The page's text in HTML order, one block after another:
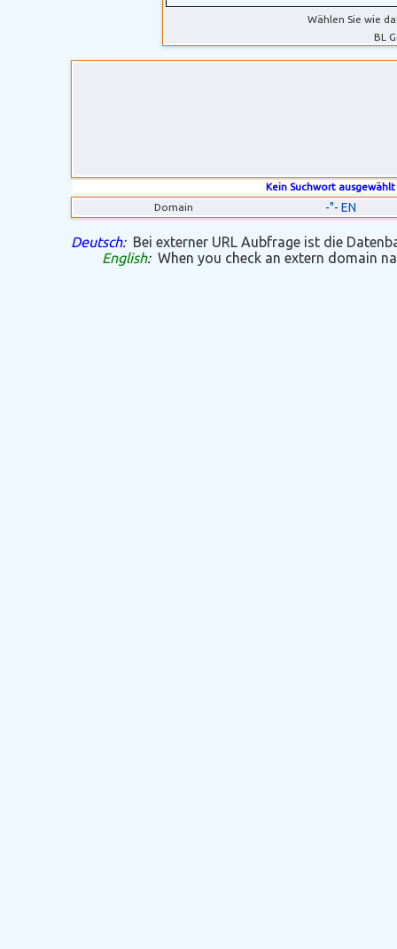
Wählen Sie wie
BL
Kein Suchwort ausgewählt
Domain
-"- EN
Deutsch:Bei externer URL Aubfrage ist die
English:When you check an extern domain